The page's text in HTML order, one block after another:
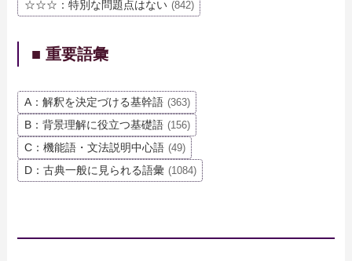
☆☆☆：特別な問題点はない (842)
■ 重要語彙
A：解釈を決定づける基幹語 (363)
B：背景理解に役立つ基礎語 (156)
C：機能語・文法説明中心語 (49)
D：古典一般に見られる語彙 (1084)